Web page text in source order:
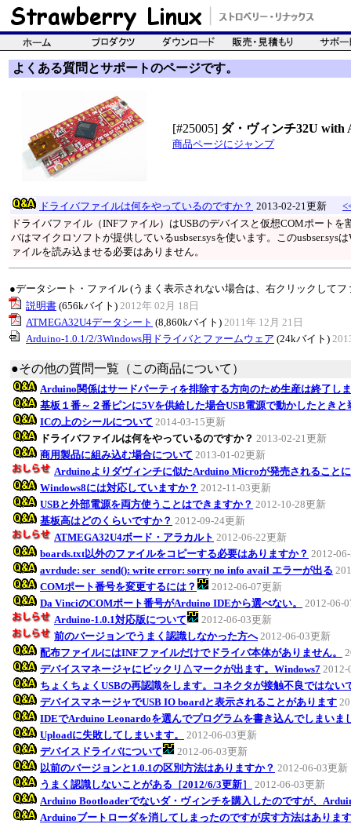
よくある質問とサポートのページです。
[#25005] ダ・ヴィンチ32U with
商品ページにジャンプ
ドライバファイルは何をやっているのですか？ 2013-02-21更新
ドライバファイル（INFファイル）はUSBのデバイスと仮想COMポート
バはマイクロソフトが提供しているusbser.sysを使います。このusbser.sys
ァイルを読み込ませる必要はありません。
●データシート・ファイル (うまく表示されない場合は、右クリックして
説明書 (656kバイト) 2012年 02月 18日
ATMEGA32U4データシート (8,860kバイト) 2011年 12月 21日
Arduino-1.0.1/2/3Windows用ドライバとファームウェア (24kバイト)
●その他の質問一覧（この商品について）
Arduino関係はサードパーティを排除する方向のため生産は終了し
基板１番～２番ピンに5Vを供給した場合USB電源で動かしたとき
ICの上のシールについて 2014-03-15更新
ドライバファイルは何をやっているのですか？ 2013-02-21更新
商用製品に組み込む場合について 2013-01-02更新
Arduinoよりダヴィンチに似たArduino Microが発売されること
Windows8には対応していますか？ 2012-11-03更新
USBと外部電源を両方使うことはできますか？ 2012-10-28更新
基板高はどのくらいですか？ 2012-09-24更新
ATMEGA32U4ボード・アラカルト 2012-06-22更新
boards.txt以外のファイルをコピーする必要はありますか？ 2012-
avrdude: ser_send(): write error: sorry no info avail エラーが出る
COMポート番号を変更するには？
2012-06-07更新
Da VinciのCOMポート番号がArduino IDEから選べない。
2012-06-
Arduino-1.0.1対応版について
2012-06-03更新
前のバージョンでうまく認識しなかった方へ 2012-06-03更新
配布ファイルにはINFファイルだけでドライバ本体がありません。
デバイスマネージャにビックリ△マークが出ます。Windows7 2012-
ちょくちょくUSBの再認識をします。コネクタが接触不良ではない
デバイスマネージャでUSB IO boardと表示されることがあります
IDEでArduino Leonardoを選んでプログラムを書き込んでしまいま
Uploadに失敗してしまいます。
2012-06-03更新
デバイスドライバについて
2012-06-03更新
以前のバージョンと1.0.1の区別方法はありますか？ 2012-06-03更新
うまく認識しないことがある［2012/6/3更新］
2012-06-03更新
Arduino Bootloaderでないダ・ヴィンチを購入したのですが、
Arduinoブートローダを消してしまったのですが戻す方法はありま